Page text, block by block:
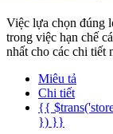
Việc lựa chọn đúng
trong việc hạn chế
nhất cho các chi tiết
Miêu tả
Chi tiết
{{
}) }}